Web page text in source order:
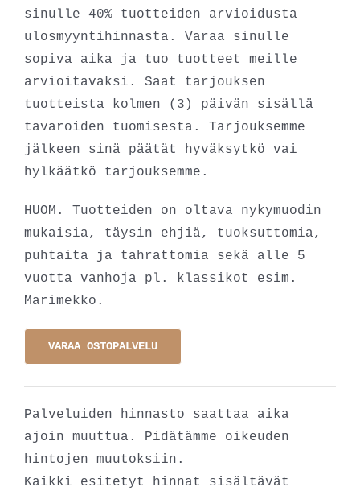
sinulle 40% tuotteiden arvioidusta
ulosmyyntihinnasta. Varaa sinulle
sopiva aika ja tuo tuotteet meille
arvioitavaksi. Saat tarjouksen
tuotteista kolmen (3) päivän sisällä
tavaroiden tuomisesta. Tarjouksemme
jälkeen sinä päätät hyväksytkö vai
hylkäätkö tarjouksemme.
HUOM. Tuotteiden on oltava nykymuodin
mukaisia, täysin ehjiä, tuoksuttomia,
puhtaita ja tahrattomia sekä alle 5
vuotta vanhoja pl. klassikot esim.
Marimekko.
VARAA OSTOPALVELU
Palveluiden hinnasto saattaa aika
ajoin muuttua. Pidätämme oikeuden
hintojen muutoksiin.
Kaikki esitetyt hinnat sisältävät